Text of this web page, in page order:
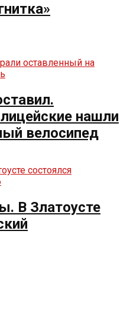
нашли
велосипед
В Златоусте